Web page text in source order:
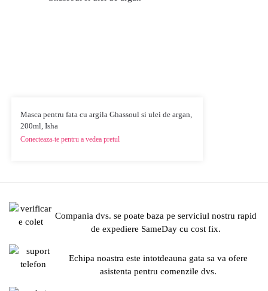
Masca pentru fata cu argila Ghassoul si ulei de argan,
200ml, Isha
Conecteaza-te pentru a vedea pretul
Compania dvs. se poate baza pe serviciul nostru rapid
de expediere SameDay cu cost fix.
Echipa noastra este intotdeauna gata sa va ofere
asistenta pentru comenzile dvs.